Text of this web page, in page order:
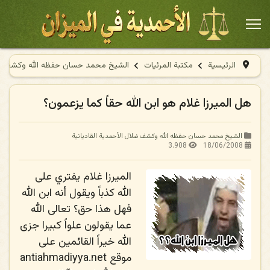
الرئيسية مكتبة المرئيات الشيخ محمد حسان حفظه الله وكشف
هل الميرزا غلام هو ابن الله حقاً كما يزعمون؟
الشيخ محمد حسان حفظه الله وكشف ضلال الأحمدية القاديانية
18/06/2008
3.908
الميرزا غلام يفتري على
الله كذباً ويقول أنه ابن الله
فهل هذا حق؟ تعالى الله
عما يقولون علواً كبيرا جزى
الله خيراً القائمين على
موقع antiahmadiyya.net